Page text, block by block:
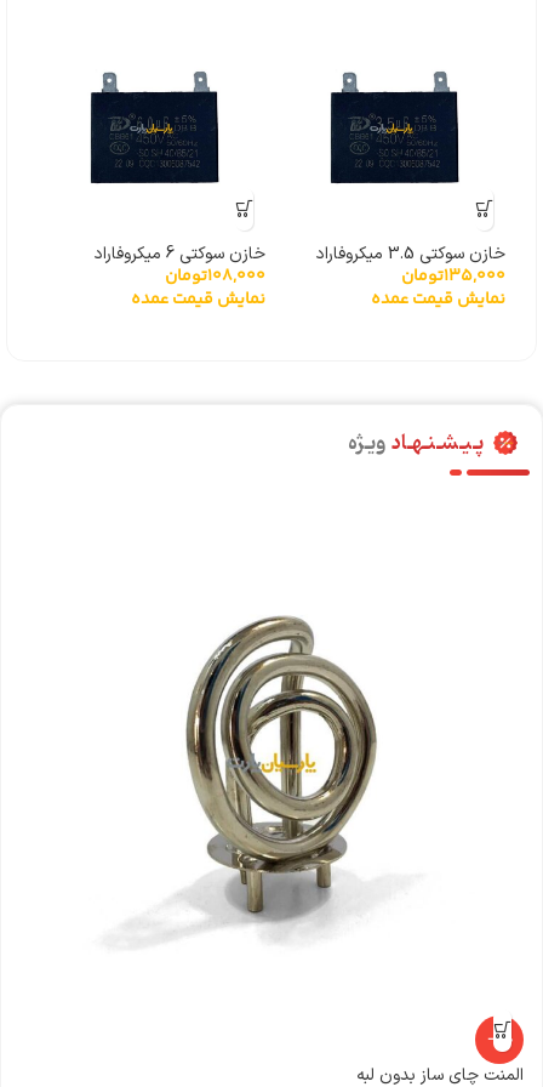
خازن سوکتی 3.5 میکروفاراد
135,000تومان
نمایش قیمت عمده
خازن سوکتی 6 میکروفاراد
108,000تومان
نمایش قیمت عمده
پـیـشـنـهـادویـژه
-16%
المنت چای ساز بدون لبه